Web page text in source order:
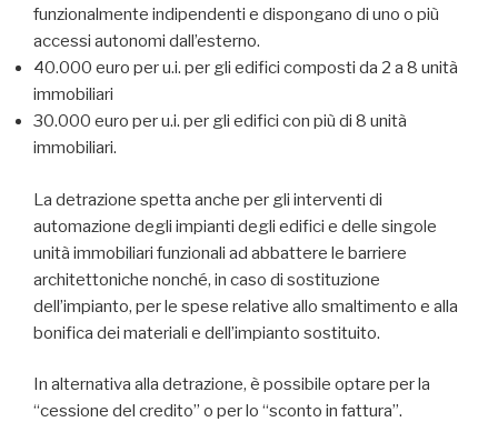
funzionalmente indipendenti e dispongano di uno o più
accessi autonomi dall’esterno.
40.000 euro per u.i. per gli edifici composti da 2 a 8 unità
immobiliari
30.000 euro per u.i. per gli edifici con più di 8 unità
immobiliari.
La detrazione spetta anche per gli interventi di
automazione degli impianti degli edifici e delle singole
unità immobiliari funzionali ad abbattere le barriere
architettoniche nonché, in caso di sostituzione
dell’impianto, per le spese relative allo smaltimento e alla
bonifica dei materiali e dell’impianto sostituito.
In alternativa alla detrazione, è possibile optare per la
“cessione del credito” o per lo “sconto in fattura”.